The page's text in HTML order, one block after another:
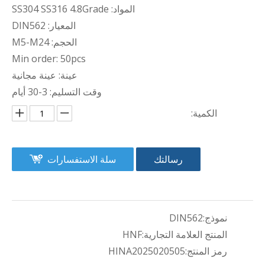
المواد: SS304 SS316 4.8Grade
المعيار: DIN562
الحجم: M5-M24
Min order: 50pcs
عينة: عينة مجانية
وقت التسليم: 3-30 أيام
الكمية:
رسالتك سلة الاستفسارات
نموذج:DIN562
المنتج العلامة التجارية:HNF
رمز المنتج:HINA2025020505